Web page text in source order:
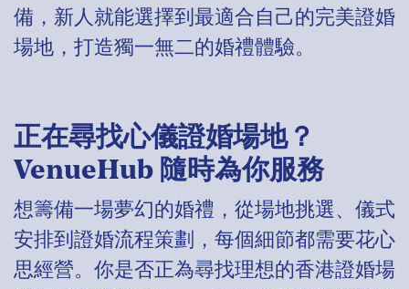
備，新人就能選擇到最適合自己的完美證婚
場地，打造獨一無二的婚禮體驗。
正在尋找心儀證婚場地？
VenueHub 隨時為你服務
想籌備一場夢幻的婚禮，從場地挑選、儀式
安排到證婚流程策劃，每個細節都需要花心
思經營。你是否正為尋找理想的香港證婚場